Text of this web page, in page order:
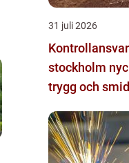
31 juli 2026
stockholm nyckeln till en
trygg och